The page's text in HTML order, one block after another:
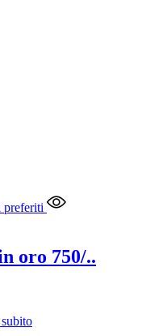
preferiti
oro 750/..